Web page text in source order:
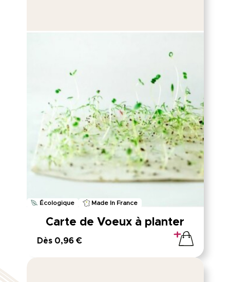
Écologique Made In France
Carte de Voeux à planter
Dès 0,96 €